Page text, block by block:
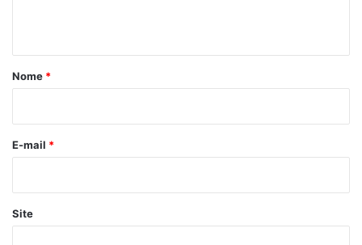
r
*
Nome *
E-mail *
Site